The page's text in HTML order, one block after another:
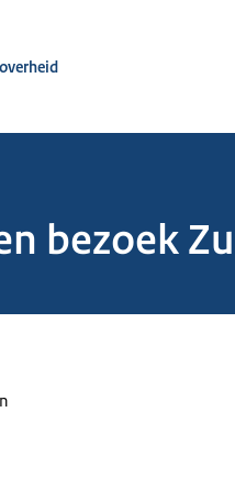
bezoek